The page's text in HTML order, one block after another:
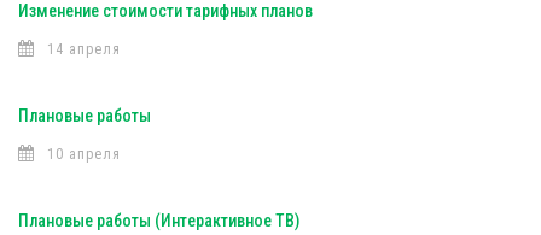
Изменение стоимости тарифных планов
14 апреля
Плановые работы
10 апреля
Плановые работы (Интерактивное ТВ)